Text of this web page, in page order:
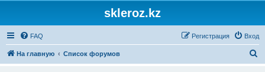
skleroz.kz
FAQ Вход
Регистрация
На главную Список форумов